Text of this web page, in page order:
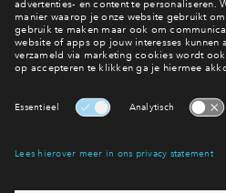
#013
In optie
Rijwoning type Beatrice #013
Park Vredenburgh